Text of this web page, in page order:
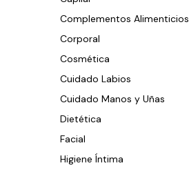
Complementos Alimenticios
Corporal
Cosmética
Cuidado Labios
Cuidado Manos y Uñas
Dietética
Facial
Higiene Íntima